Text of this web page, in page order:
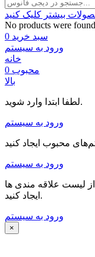
No products were
سبد خرید 0
ورود به سیستم
خانه
محبوب 0
بالا
لطفا ابتدا وارد شوید.
ورود به سیستم
ورود به سیستم
لیست علاقه مندی ها
ایجاد کنید.
ورود به سیستم
×